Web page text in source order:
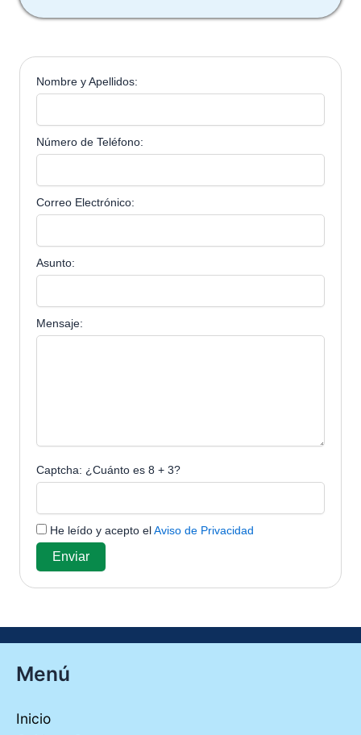
Nombre y Apellidos:
Número de Teléfono:
Correo Electrónico:
Asunto:
Mensaje:
Captcha: ¿Cuánto es 8 + 3?
He leído y acepto elAviso de Privacidad
Enviar
Menú
Inicio